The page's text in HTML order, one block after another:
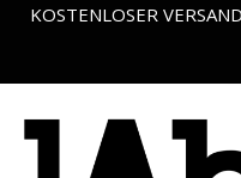
KOSTENLOSER